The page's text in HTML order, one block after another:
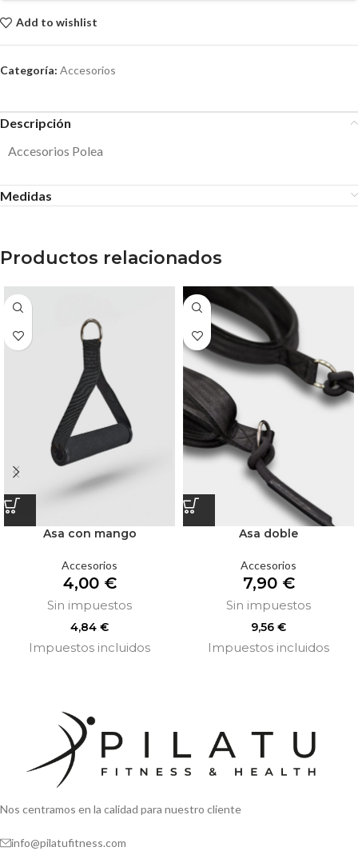
Add to wishlist
Categoría: Accesorios
Descripción
Accesorios Polea
Medidas
Productos relacionados
Asa con mango
Accesorios
4,00 €
Sin impuestos
4,84 €
Impuestos incluidos
Asa doble
Accesorios
7,90 €
Sin impuestos
9,56 €
Impuestos incluidos
Nos centramos en la calidad para nuestro cliente
info@pilatufitness.com